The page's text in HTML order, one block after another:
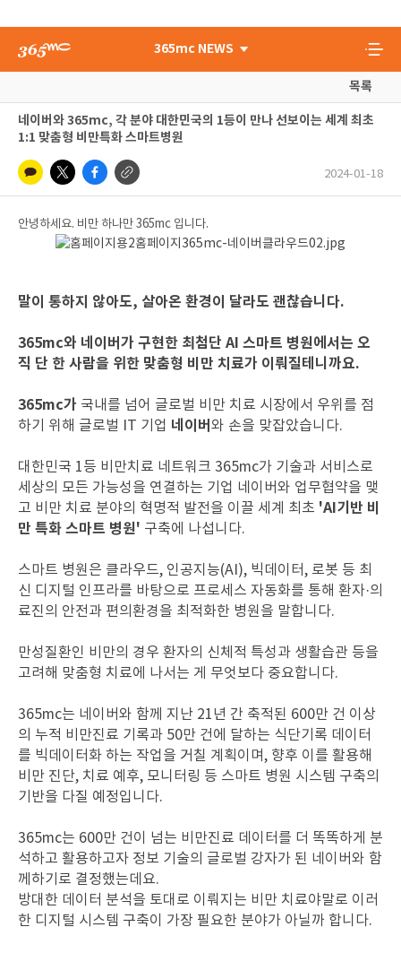
365mc NEWS
목록
네이버와 365mc, 각 분야 대한민국의 1등이 만나 선보이는 세계 최초
1:1 맞춤형 비만특화 스마트병원
2024-01-18
안녕하세요. 비만 하나만 365mc 입니다.
말이 통하지 않아도, 살아온 환경이 달라도 괜찮습니다.
365mc와 네이버가 구현한 최첨단 AI 스마트 병원에서는 오
직 단 한 사람을 위한 맞춤형 비만 치료가 이뤄질테니까요.
365mc가 국내를 넘어 글로벌 비만 치료 시장에서 우위를 점
하기 위해 글로벌 IT 기업 네이버 와 손을 맞잡았습니다.
대한민국 1등 비만치료 네트워크 365mc가 기술과 서비스로
세상의 모든 가능성을 연결하는 기업 네이버와 업무협약을 맺
고 비만 치료 분야의 혁명적 발전을 이끌 세계 최초 'AI기반 비
만 특화 스마트 병원' 구축에 나섭니다.
스마트 병원은 클라우드, 인공지능(AI), 빅데이터, 로봇 등 최
신 디지털 인프라를 바탕으로 프로세스 자동화를 통해 환자·의
료진의 안전과 편의환경을 최적화한 병원을 말합니다.
만성질환인 비만의 경우 환자의 신체적 특성과 생활습관 등을
고려해 맞춤형 치료에 나서는 게 무엇보다 중요합니다.
365mc는 네이버와 함께 지난 21년 간 축적된 600만 건 이상
의 누적 비만진료 기록과 50만 건에 달하는 식단기록 데이터
를 빅데이터화 하는 작업을 거칠 계획이며, 향후 이를 활용해
비만 진단, 치료 예후, 모니터링 등 스마트 병원 시스템 구축의
기반을 다질 예정입니다.
365mc는 600만 건이 넘는 비만진료 데이터를 더 똑똑하게 분
석하고 활용하고자 정보 기술의 글로벌 강자가 된 네이버와 함
께하기로 결정했는데요.
방대한 데이터 분석을 토대로 이뤄지는 비만 치료야말로 이러
한 디지털 시스템 구축이 가장 필요한 분야가 아닐까 합니다.